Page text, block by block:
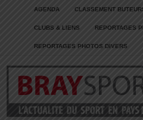
AGENDA CLASSEMENT
CLUBS & LIENS REPORTAGES
REPORTAGES PHOTOS DIVERS